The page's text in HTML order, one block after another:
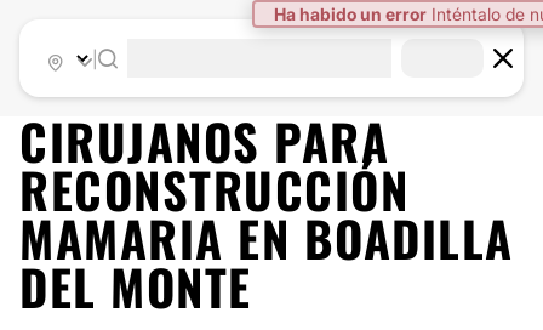
Ha habido un error Inténtalo de
CIRUJANOS PARA
RECONSTRUCCIÓN
MAMARIA EN BOADILLA
DEL MONTE